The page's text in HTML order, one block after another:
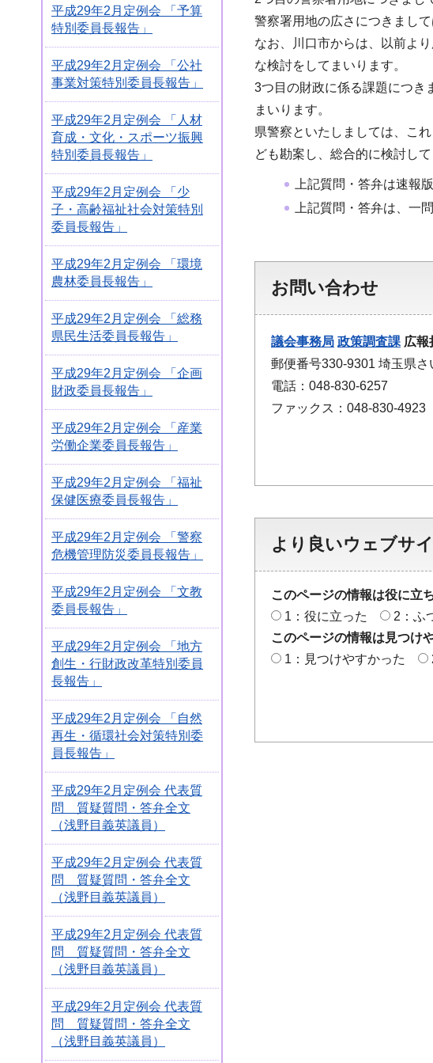
平成29年2月定例会 「予算
特別委員長報告」
平成29年2月定例会 「公社
事業対策特別委員長報告」
平成29年2月定例会 「人材
育成・文化・スポーツ振興
特別委員長報告」
平成29年2月定例会 「少
子・高齢福祉社会対策特別
委員長報告」
平成29年2月定例会 「環境
農林委員長報告」
平成29年2月定例会 「総務
県民生活委員長報告」
平成29年2月定例会 「企画
財政委員長報告」
平成29年2月定例会 「産業
労働企業委員長報告」
平成29年2月定例会 「福祉
保健医療委員長報告」
平成29年2月定例会 「警察
危機管理防災委員長報告」
平成29年2月定例会 「文教
委員長報告」
平成29年2月定例会 「地方
創生・行財政改革特別委員
長報告」
平成29年2月定例会 「自然
再生・循環社会対策特別委
員長報告」
平成29年2月定例会 代表質
問 質疑質問・答弁全文
（浅野目義英議員）
平成29年2月定例会 代表質
問 質疑質問・答弁全文
（浅野目義英議員）
平成29年2月定例会 代表質
問 質疑質問・答弁全文
（浅野目義英議員）
平成29年2月定例会 代表質
問 質疑質問・答弁全文
（浅野目義英議員）
警察署用地の広さにつきまし
なお、川口市からは、以前よ
な検討をしてまいります。
3つ目の財政に係る課題につき
まいります。
県警察といたしましては、こ
ども勘案し、総合的に検討して
上記質問・答弁は速報版
上記質問・答弁は、一
お問い合わせ
議会事務局 政策調査課 広報
郵便番号330-9301 埼玉県
電話：048-830-6257
ファックス：048-830-4923
より良いウェブサ
このページの情報は役に立
1：役に立った
2：ふ
このページの情報は見つけ
1：見つけやすかった